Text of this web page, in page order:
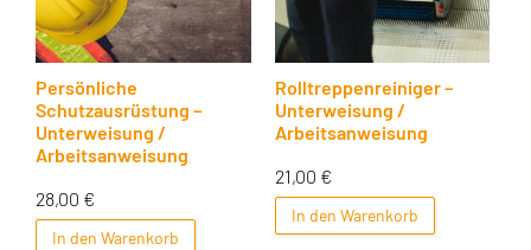
Persönliche
Schutzausrüstung –
Unterweisung /
Arbeitsanweisung
28,00 €
In den Warenkorb
Rolltreppenreiniger –
Unterweisung /
Arbeitsanweisung
21,00 €
In den Warenkorb